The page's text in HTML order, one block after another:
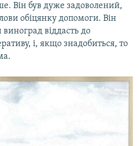
Він був дуже задоволений,
обіцянку допомоги. Він
віддасть до
і, якщо знадобиться, то